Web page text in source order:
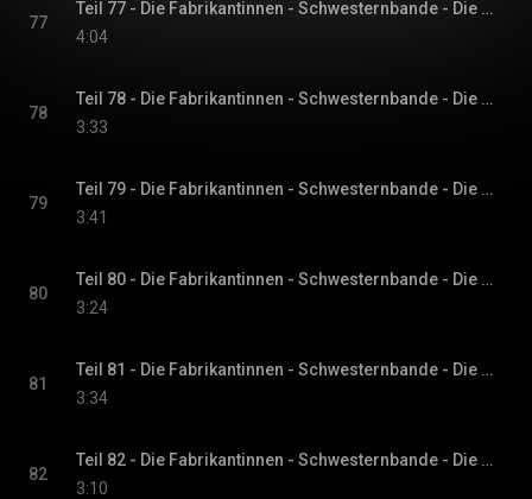
77
Teil 77 - Die Fabrikantinnen - Schwesternbande - Die Fabrikantinnen-Saga, Band 1
4:04
78
Teil 78 - Die Fabrikantinnen - Schwesternbande - Die Fabrikantinnen-Saga, Band 1
3:33
79
Teil 79 - Die Fabrikantinnen - Schwesternbande - Die Fabrikantinnen-Saga, Band 1
3:41
80
Teil 80 - Die Fabrikantinnen - Schwesternbande - Die Fabrikantinnen-Saga, Band 1
3:24
81
Teil 81 - Die Fabrikantinnen - Schwesternbande - Die Fabrikantinnen-Saga, Band 1
3:34
82
Teil 82 - Die Fabrikantinnen - Schwesternbande - Die Fabrikantinnen-Saga, Band 1
3:10